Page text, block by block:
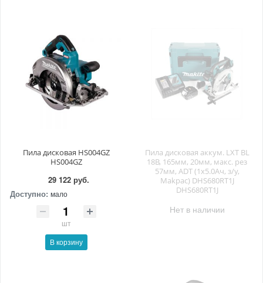
Пила дисковая HS004GZ
HS004GZ
29 122 руб.
Доступно: мало
шт
В корзину
Пила дисковая аккум. LXT BL
18В, 165мм, 20мм, макс. рез
57мм, ADT (1х5.0Ач, з/у,
Makpac) DHS680RT1J
DHS680RT1J
Нет в наличии